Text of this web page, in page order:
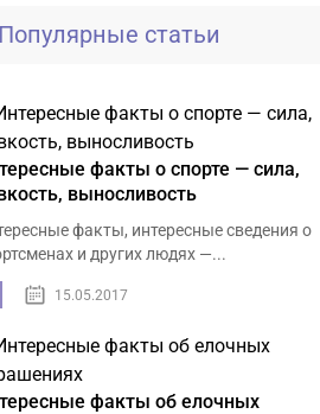
Популярные статьи
факты о спорте — сила,
выносливость
факты, интересные сведения о
и других людях —...
15.05.2017
факты об елочных